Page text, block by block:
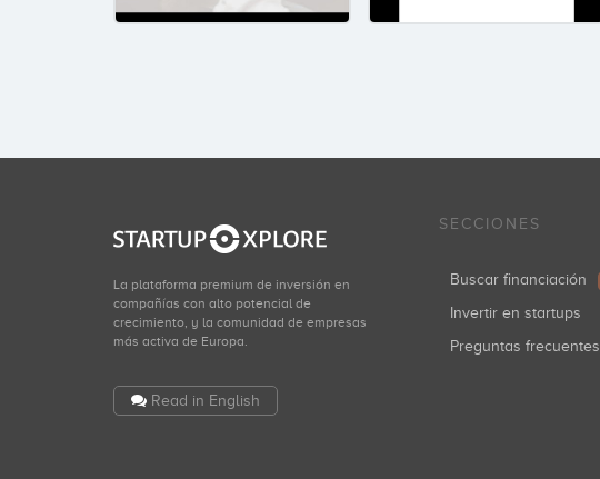
La plataforma premium de inversión en
compañías con alto potencial de
crecimiento, y la comunidad de empresas
más activa de Europa.
Read in English
SECCIONES
Buscar financiación
Invertir en startups
Preguntas frecuentes